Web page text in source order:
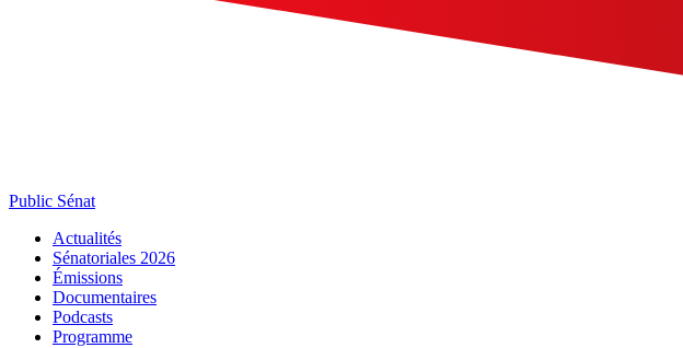
Public Sénat
Actualités
Sénatoriales 2026
Émissions
Documentaires
Podcasts
Programme